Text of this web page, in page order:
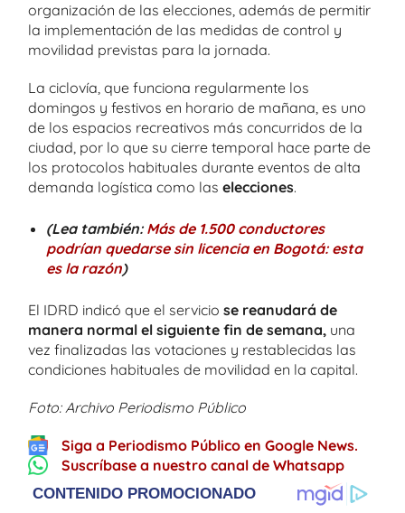
organización de las elecciones, además de permitir
la implementación de las medidas de control y
movilidad previstas para la jornada.
La ciclovía, que funciona regularmente los
domingos y festivos en horario de mañana, es uno
de los espacios recreativos más concurridos de la
ciudad, por lo que su cierre temporal hace parte de
los protocolos habituales durante eventos de alta
demanda logística como las elecciones.
(Lea también: Más de 1.500 conductores
podrían quedarse sin licencia en Bogotá: esta
es la razón)
El IDRD indicó que el servicio se reanudará de
manera normal el siguiente fin de semana, una
vez finalizadas las votaciones y restablecidas las
condiciones habituales de movilidad en la capital.
Foto: Archivo Periodismo Público
Siga a Periodismo Público en Google News.
Suscríbase a nuestro canal de Whatsapp